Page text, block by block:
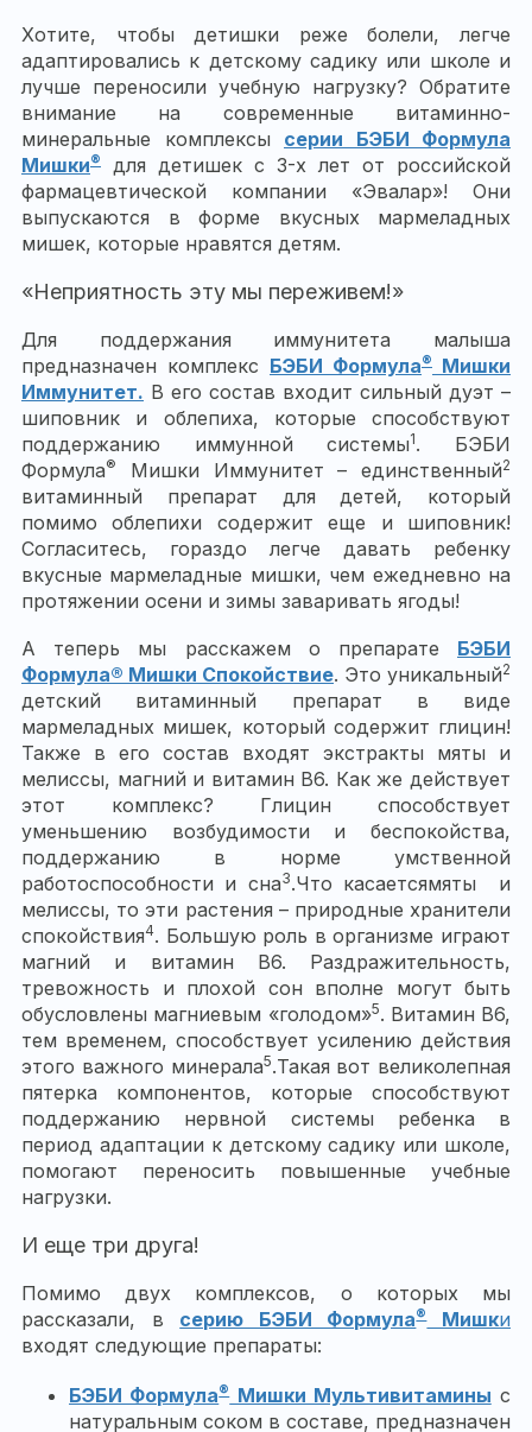
Хотите, чтобы детишки реже болели, легче
адаптировались к детскому садику или школе и
лучше переносили учебную нагрузку? Обратите
внимание на современные витаминно-
минеральные комплексы серии БЭБИ Формула
Мишки®
для детишек с 3-х лет от российской
фармацевтической компании «Эвалар»! Они
выпускаются в форме вкусных мармеладных
мишек, которые нравятся детям.
«Неприятность эту мы переживем!»
Для поддержания иммунитета малыша
предназначен комплекс БЭБИ Формула®
Мишки
Иммунитет. В его состав входит сильный дуэт –
шиповник и облепиха, которые способствуют
поддержанию иммунной системы1. БЭБИ
Формула® Мишки Иммунитет – единственный2
витаминный препарат для детей, который
помимо облепихи содержит еще и шиповник!
Согласитесь, гораздо легче давать ребенку
вкусные мармеладные мишки, чем ежедневно на
протяжении осени и зимы заваривать ягоды!
А теперь мы расскажем о препарате БЭБИ
Формула® Мишки Спокойствие. Это уникальный2
детский витаминный препарат в виде
мармеладных мишек, который содержит глицин!
Также в его состав входят экстракты мяты и
мелиссы, магний и витамин B6. Как же действует
этот комплекс? Глицин способствует
уменьшению возбудимости и беспокойства,
поддержанию в норме умственной
работоспособности и сна3.Что касаетсямяты и
мелиссы, то эти растения – природные хранители
спокойствия4. Большую роль в организме играют
магний и витамин B6. Раздражительность,
тревожность и плохой сон вполне могут быть
обусловлены магниевым «голодом»5. Витамин В6,
тем временем, способствует усилению действия
этого важного минерала5.Такая вот великолепная
пятерка компонентов, которые способствуют
поддержанию нервной системы ребенка в
период адаптации к детскому садику или школе,
помогают переносить повышенные учебные
нагрузки.
И еще три друга!
Помимо двух комплексов, о которых мы
рассказали, в серию БЭБИ Формула®Мишки
входят следующие препараты:
БЭБИ Формула®Мишки Мультивитамины с
натуральным соком в составе, предназначен